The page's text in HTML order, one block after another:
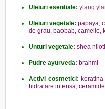
Uleiuri esentiale: ylang
Uleiuri vegetale:papaya,
de grau, baobab, camelie,
Unturi vegetale: shea
Pudre ayurveda: brahmi
Activi cosmetici:
hidratare intensa,